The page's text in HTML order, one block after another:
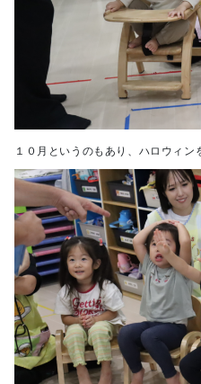
１０月というのもあり、ハロウィ